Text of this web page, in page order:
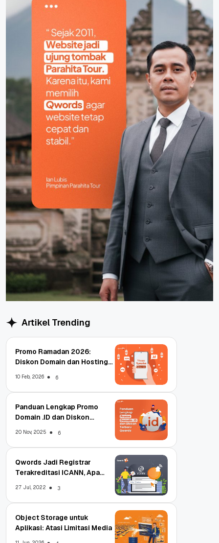
Artikel Trending
Promo Ramadan 2026:
Diskon Domain dan Hosting
10 Feb, 2026 6
Panduan Lengkap Promo
Domain .ID dan Diskon
20 Nov, 2025 6
Qwords Jadi Registrar
Terakreditasi ICANN, Apa
27 Jul, 2022 3
Object Storage untuk
Aplikasi: Atasi Limitasi Media